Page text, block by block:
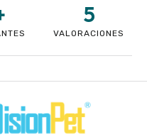
VALORACIONES
5